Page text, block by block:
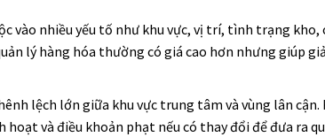
vào nhiều yếu tố như khu vực, vị trí, tình trạng kho,
lý hàng hóa thường có giá cao hơn nhưng giúp
lệch lớn giữa khu vực trung tâm và vùng lân cận.
hoạt và điều khoản phạt nếu có thay đổi để đưa ra